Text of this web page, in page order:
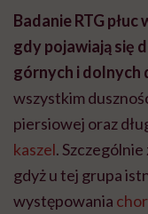
Badanie RTG
gdy pojawiają się
górnych i dolnych
wszystkim
piersiowej oraz
kaszel. Szczególnie
gdyż u tej grupa
występowania